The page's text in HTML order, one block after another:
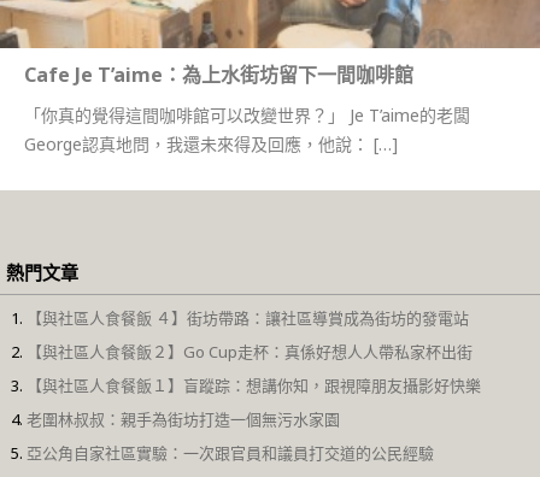
Cafe Je T’aime：為上水街坊留下一間咖啡館
「你真的覺得這間咖啡館可以改變世界？」 Je T’aime的老闆
George認真地問，我還未來得及回應，他說： […]
熱門文章
【與社區人食餐飯 ４】街坊帶路：讓社區導賞成為街坊的發電站
【與社區人食餐飯２】Go Cup走杯：真係好想人人帶私家杯出街
【與社區人食餐飯１】盲蹤踪：想講你知，跟視障朋友攝影好快樂
老圍林叔叔：親手為街坊打造一個無污水家園
亞公角自家社區實驗：一次跟官員和議員打交道的公民經驗